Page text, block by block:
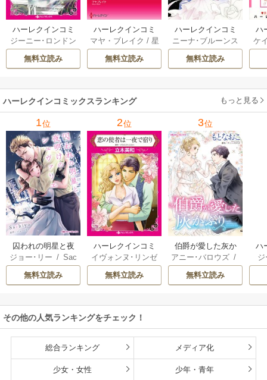
ハーレクインコミ
ックス セット 202
6年 vol.1064 1巻
ジーニー･ロンドン
橘花夜/ メアリ
ー･ライアンズ
ーガン/星合操/ア
ン･ウィール/ 津寺
里可子
無料立読み
ハーレクインコミ
ックス セット 202
6年 vol.1002 1巻
マヤ・ブレイク / 星
野正美/ ヘレン･ブ
ルックス/のわきね
ウェイ/一重夕子
無料立読み
ハーレクインコミ
ックス セット 202
6年 vol.1063 1巻
ニーナ･ブルーンス
おおつきちずる
レベッカ･ヨーク
ーディ/海野みつる
サラ･ウッド/流
水凛子
無料立読み
ハ
ッ
ケ
ザ
ハーレクインコミックスランキング もっと見る
1位
囚われの明星と夜
明けのシュヴァリ
エ
ジョー･リー /Sac
hiyo
無料立読み
2位
ハーレクインコミ
ックス セット 202
6年 vol.999
イヴォンヌ･リンゼ
/ 立木美和
ランダ･ジャレッ
ーリー・ペイジ/
曽祢まさこ
無料立読み
3位
伯爵が愛した灰か
ぶり
アニー･バロウズ/
もとなおこ
無料立読み
ハ
ッ
ル
その他の人気ランキングをチェック！
総合ランキング メディア化
少女・女性 少年・青年